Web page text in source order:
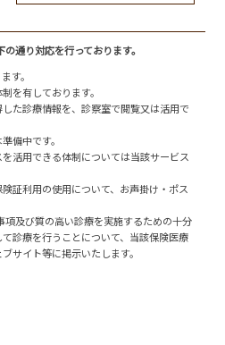
通り対応を行っております。
す。
を有しております。
た診療情報を、診察室で閲覧又は活用で
備中です。
活用できる体制については当該サービス
証利用の使用について、お声掛け・ポス
項及び質の高い診療を実施するための十分
診療を行うことについて、当該保険医療
サイト等に掲示いたします。